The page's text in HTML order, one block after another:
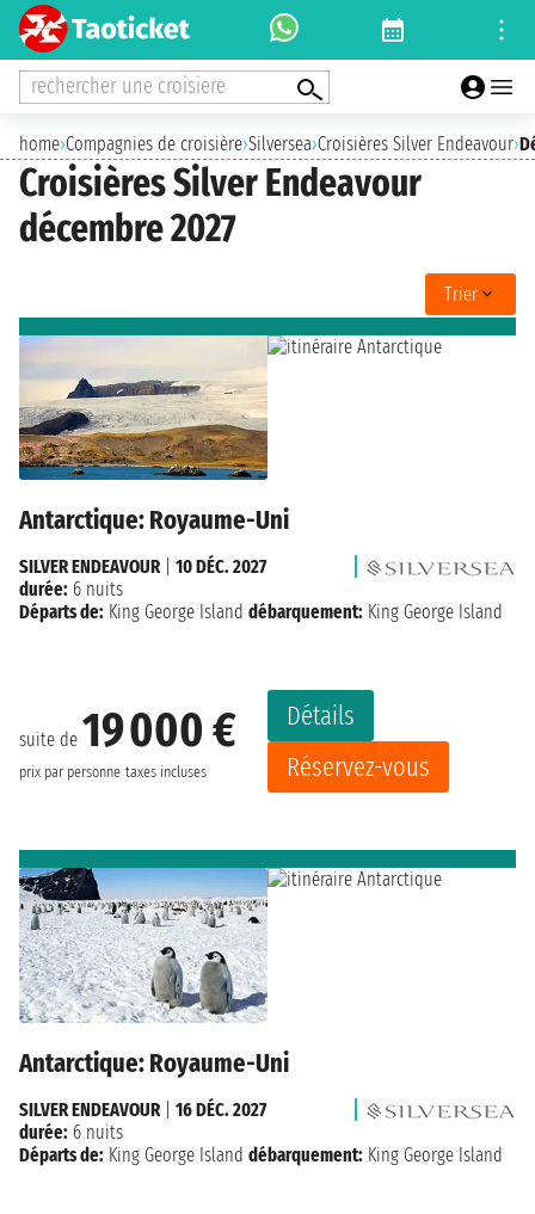
rechercher une croisiere
home›Compagnies de croisière›Silversea›Croisières Silver Endeavour›
Croisières Silver Endeavour
décembre 2027
Trier
Antarctique: Royaume-Uni
suite de 19 000 €
prix par personne taxes incluses
Détails
Réservez-vous
SILVER ENDEAVOUR| 10 DÉC. 2027
durée: 6 nuits
Départs de: King George Island débarquement: King George Island
Antarctique: Royaume-Uni
SILVER ENDEAVOUR| 16 DÉC. 2027
durée: 6 nuits
Départs de: King George Island débarquement: King George Island